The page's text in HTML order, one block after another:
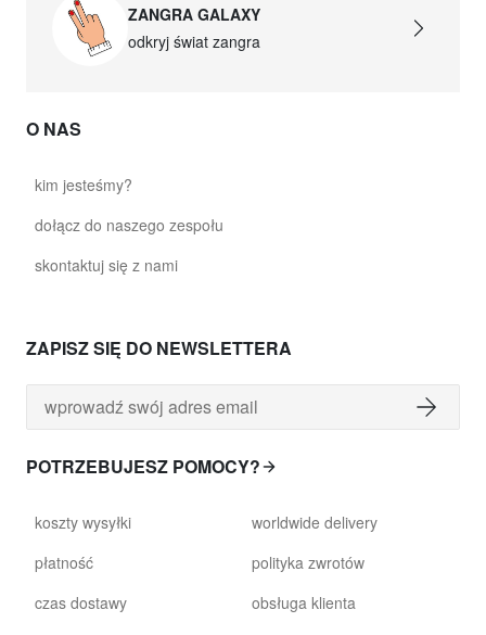
ZANGRA GALAXY
odkryj świat zangra
O NAS
kim jesteśmy?
dołącz do naszego zespołu
skontaktuj się z nami
ZAPISZ SIĘ DO NEWSLETTERA
POTRZEBUJESZ POMOCY?
koszty wysyłki
płatność
czas dostawy
worldwide delivery
polityka zwrotów
obsługa klienta